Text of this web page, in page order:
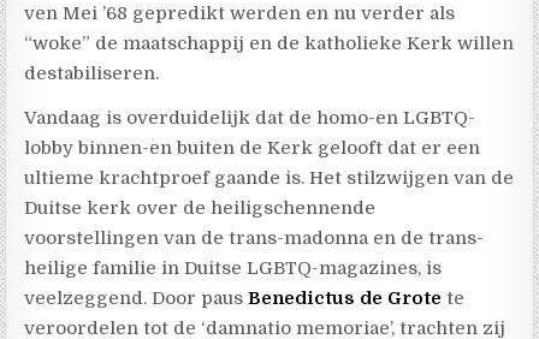
ven Mei ’68 gepredikt werden en nu verder als
“woke” de maatschappij en de katholieke Kerk willen
destabiliseren.
Vandaag is overduidelijk dat de homo-en LGBTQ-
lobby binnen-en buiten de Kerk gelooft dat er een
ultieme krachtproef gaande is. Het stilzwijgen van de
Duitse kerk over de heiligschennende
voorstellingen van de trans-madonna en de trans-
heilige familie in Duitse LGBTQ-magazines, is
veelzeggend. Door pausBenedictus de Grote te
veroordelen tot de ‘damnatio memoriae’, trachten zij